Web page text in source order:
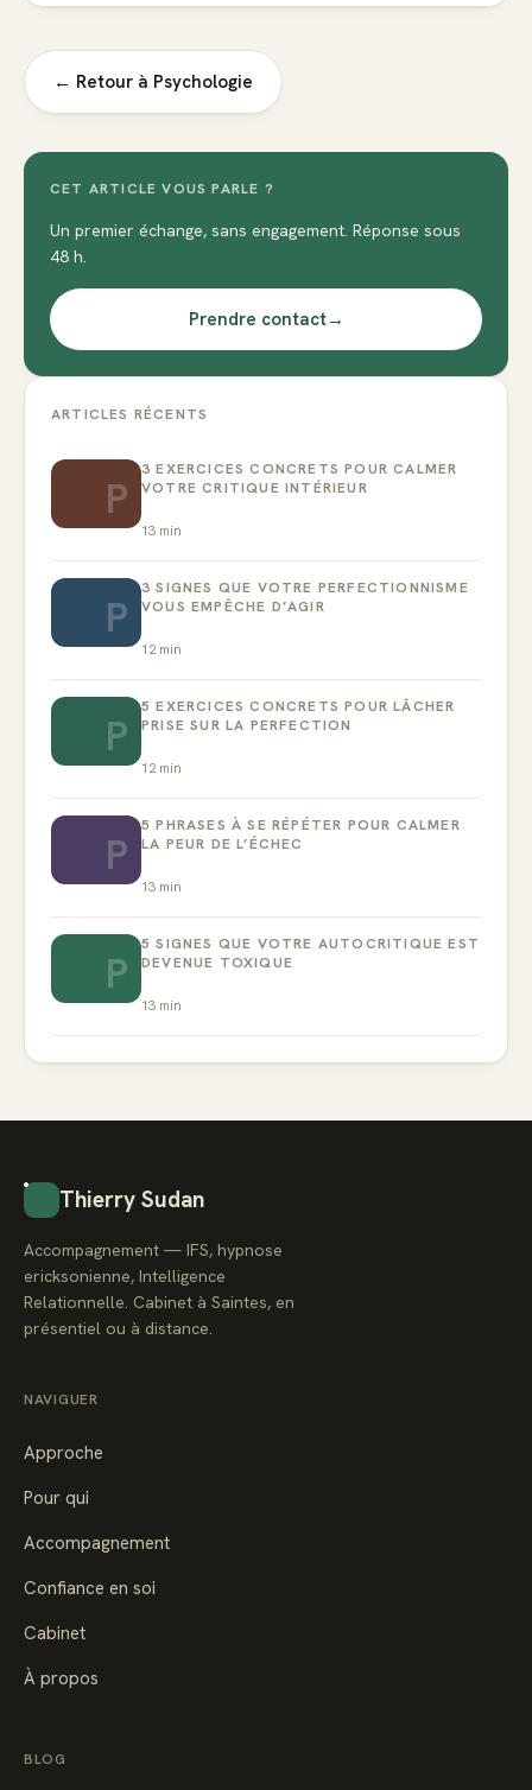
← Retour à Psychologie
CET ARTICLE VOUS PARLE ?
Un premier échange, sans engagement. Réponse sous
48 h.
Prendre contact→
ARTICLES RÉCENTS
P
3 EXERCICES CONCRETS POUR CALMER
VOTRE CRITIQUE INTÉRIEUR
13 min
P
3 SIGNES QUE VOTRE PERFECTIONNISME
VOUS EMPÊCHE D’AGIR
12 min
P
5 EXERCICES CONCRETS POUR LÂCHER
PRISE SUR LA PERFECTION
12 min
P
5 PHRASES À SE RÉPÉTER POUR CALMER
LA PEUR DE L’ÉCHEC
13 min
P
5 SIGNES QUE VOTRE AUTOCRITIQUE EST
DEVENUE TOXIQUE
13 min
Thierry Sudan
Accompagnement — IFS, hypnose
ericksonienne, Intelligence
Relationnelle. Cabinet à Saintes, en
présentiel ou à distance.
NAVIGUER
Approche
Pour qui
Accompagnement
Confiance en soi
Cabinet
À propos
BLOG